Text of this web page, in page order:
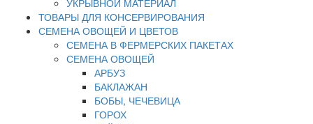
УКРЫВНОЙ МАТЕРИАЛ
ТОВАРЫ ДЛЯ КОНСЕРВИРОВАНИЯ
СЕМЕНА ОВОЩЕЙ И ЦВЕТОВ
СЕМЕНА В ФЕРМЕРСКИХ ПАКЕТАХ
СЕМЕНА ОВОЩЕЙ
АРБУЗ
БАКЛАЖАН
БОБЫ, ЧЕЧЕВИЦА
ГОРОХ